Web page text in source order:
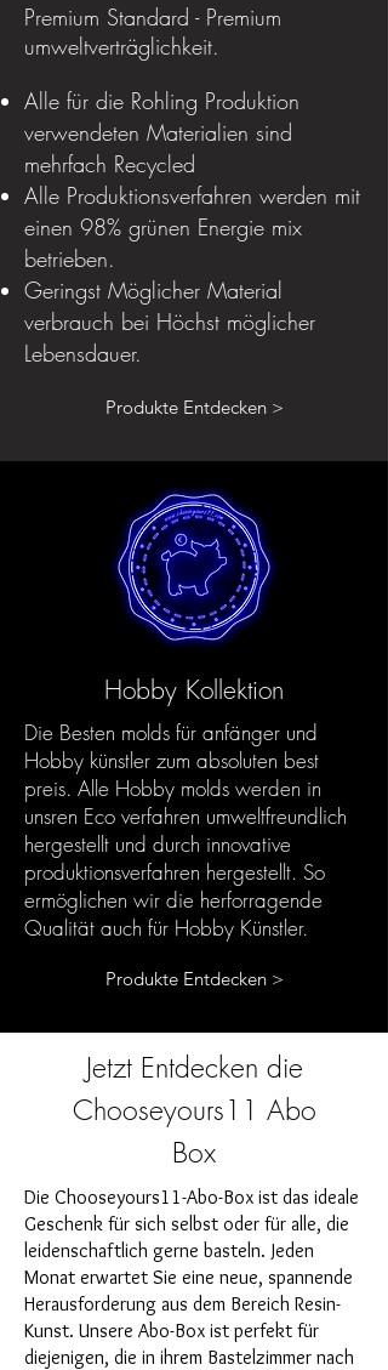
Premium Standard - Premium
umweltverträglichkeit.
Alle für die Rohling Produktion
verwendeten Materialien sind
mehrfach Recycled
Alle Produktionsverfahren werden mit
einen 98% grünen Energie mix
betrieben.
Geringst Möglicher Material
verbrauch bei Höchst möglicher
Lebensdauer.
Produkte Entdecken >
Hobby Kollektion
Die Besten molds für anfänger und
Hobby künstler zum absoluten best
preis. Alle Hobby molds werden in
unsren Eco verfahren umweltfreundlich
hergestellt und durch innovative
produktionsverfahren hergestellt. So
ermöglichen wir die herforragende
Qualität auch für Hobby Künstler.
Produkte Entdecken >
Jetzt Entdecken die
Chooseyours11 Abo
Box
Die Chooseyours11-Abo-Box ist das ideale
Geschenk für sich selbst oder für alle, die
leidenschaftlich gerne basteln. Jeden
Monat erwartet Sie eine neue, spannende
Herausforderung aus dem Bereich Resin-
Kunst. Unsere Abo-Box ist perfekt für
diejenigen, die in ihrem Bastelzimmer nach